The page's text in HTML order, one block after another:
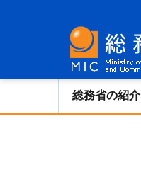
総務省の紹介